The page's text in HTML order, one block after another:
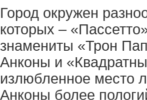
Город окружен
которых –
знамениты «Трон
Анконы и
излюбленное место
Анконы более